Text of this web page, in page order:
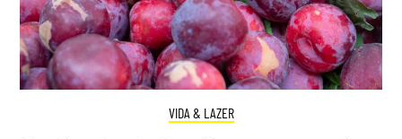
VIDA & LAZER